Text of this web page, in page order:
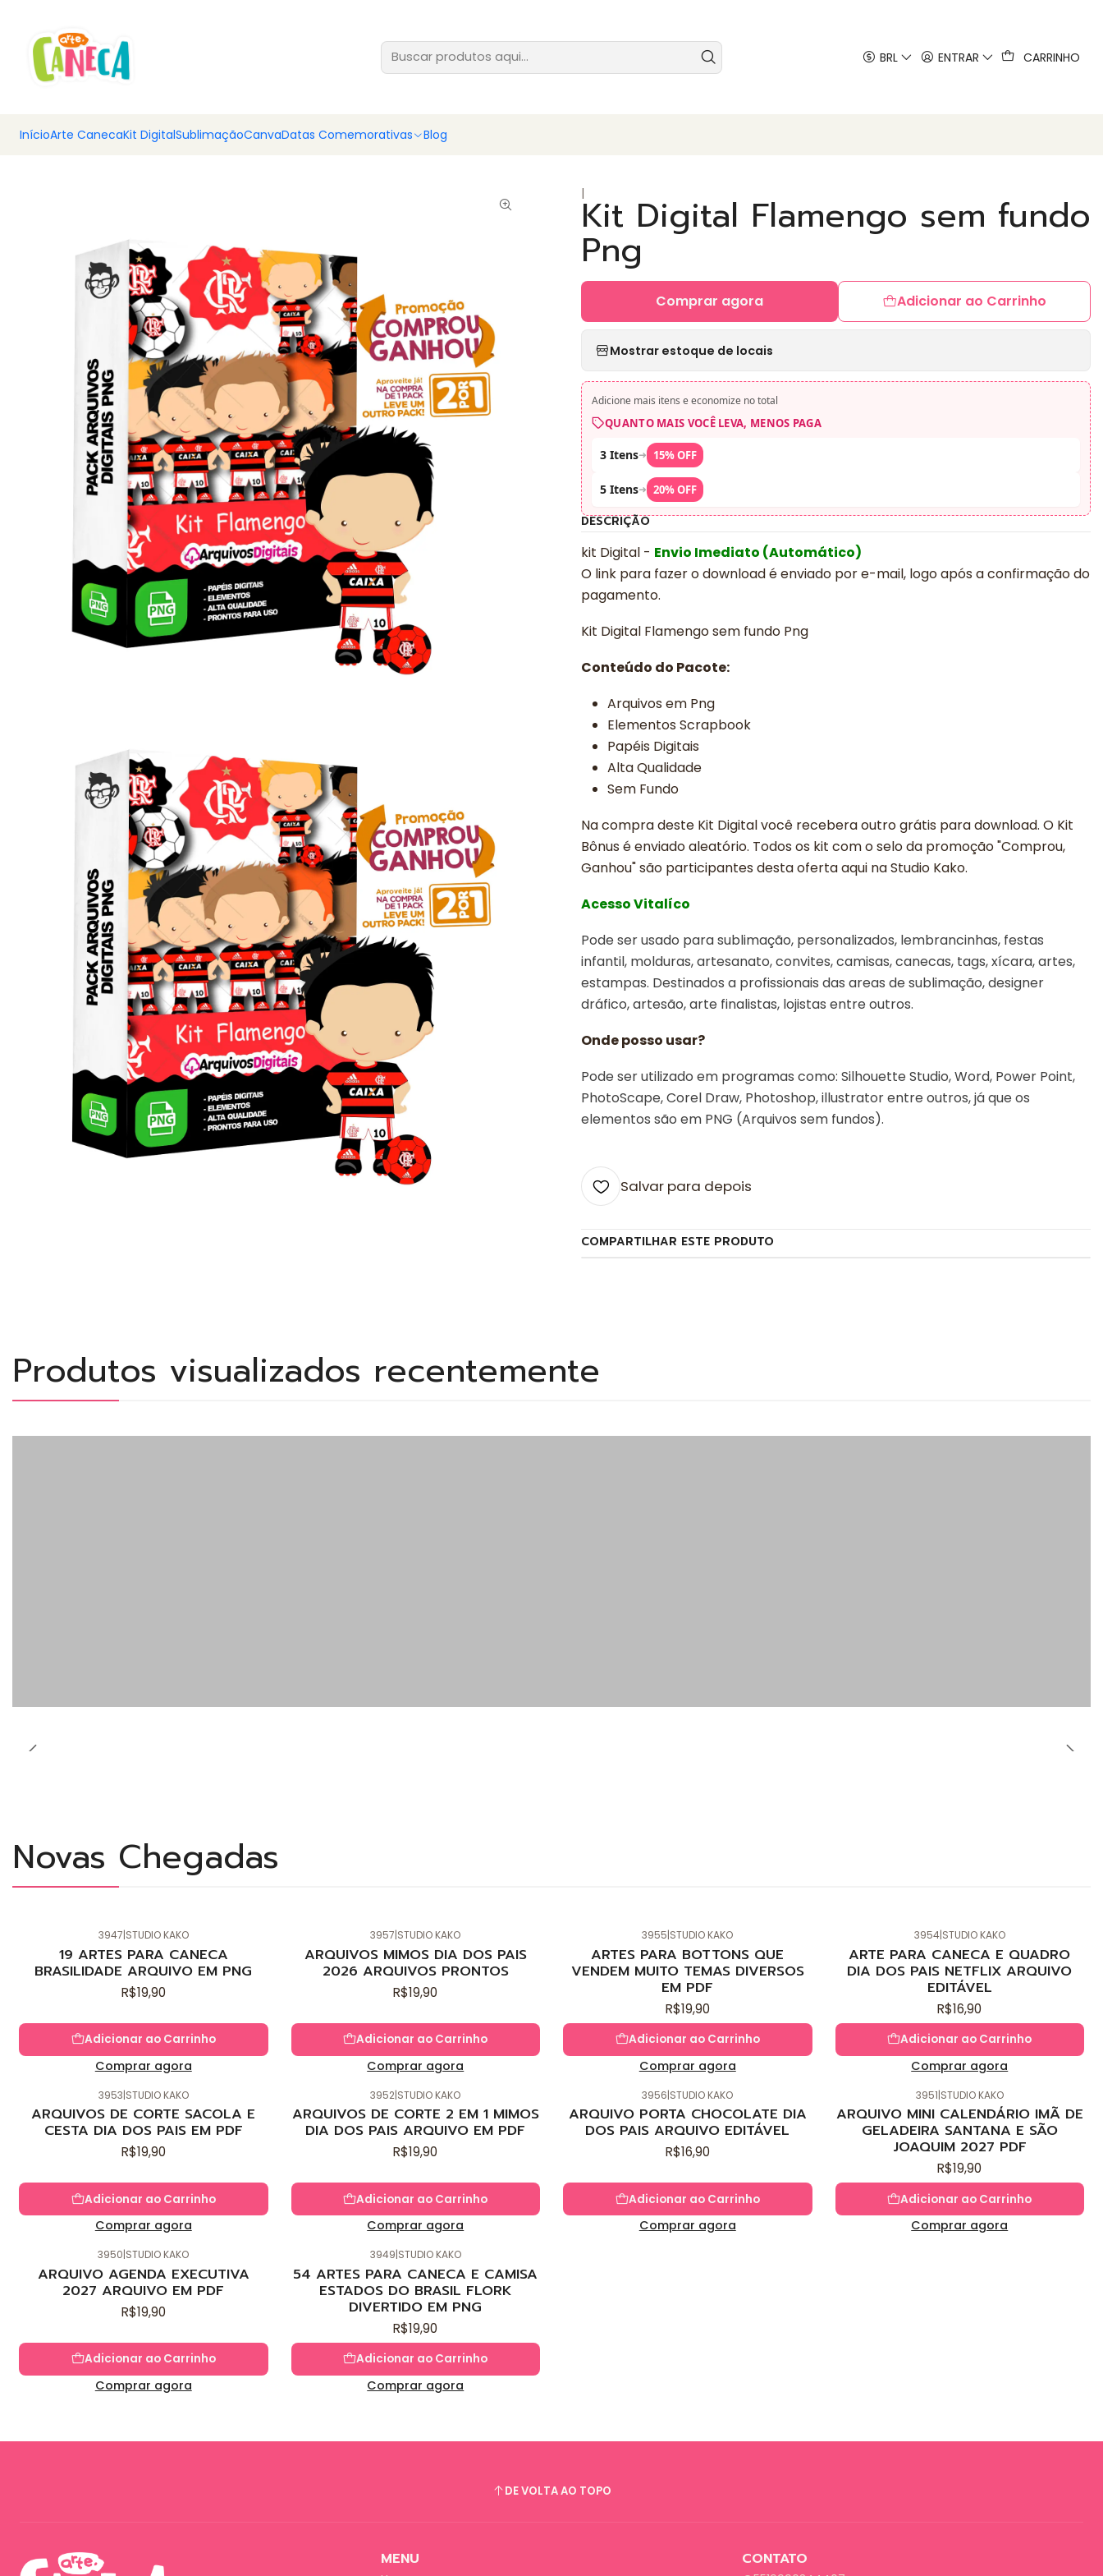
BRL ENTRAR CARRINHO
InícioArte CanecaKit DigitalSublimaçãoCanvaDatas Comemorativas Blog
|Kit Digital Flamengo sem fundo
Png
Adicionar ao Carrinho
Comprar agora
Mostrar estoque de locais
Adicione mais itens e economize no total
QUANTO MAIS VOCÊ LEVA, MENOS PAGA
3 Itens➜ 15% OFF
5 Itens➜ 20% OFF
DESCRIÇÃO
kit Digital - Envio Imediato (Automático)
O link para fazer o download é enviado por e-mail, logo após a confirmação do
pagamento.
Kit Digital Flamengo sem fundo Png
Conteúdo do Pacote:
Arquivos em Png
Elementos Scrapbook
Papéis Digitais
Alta Qualidade
Sem Fundo
Na compra deste Kit Digital você recebera outro grátis para download. O Kit
Bônus é enviado aleatório. Todos os kit com o selo da promoção "Comprou,
Ganhou" são participantes desta oferta aqui na Studio Kako.
Acesso Vitalíco
Pode ser usado para sublimação, personalizados, lembrancinhas, festas
infantil, molduras, artesanato, convites, camisas, canecas, tags, xícara, artes,
estampas. Destinados a profissionais das areas de sublimação, designer
dráfico, artesão, arte finalistas, lojistas entre outros.
Onde posso usar?
Pode ser utilizado em programas como: Silhouette Studio, Word, Power Point,
PhotoScape, Corel Draw, Photoshop, illustrator entre outros, já que os
elementos são em PNG (Arquivos sem fundos).
Salvar para depois
COMPARTILHAR ESTE PRODUTO
Produtos visualizados recentemente
Novas Chegadas
3947|STUDIO KAKO
19 ARTES PARA CANECA
BRASILIDADE ARQUIVO EM PNG
R$19,90
Adicionar ao Carrinho
Comprar agora
3957|STUDIO KAKO
ARQUIVOS MIMOS DIA DOS PAIS
2026 ARQUIVOS PRONTOS
R$19,90
Adicionar ao Carrinho
Comprar agora
3955|STUDIO KAKO
ARTES PARA BOTTONS QUE
VENDEM MUITO TEMAS DIVERSOS
EM PDF
R$19,90
Adicionar ao Carrinho
Comprar agora
3954|STUDIO KAKO
ARTE PARA CANECA E QUADRO
DIA DOS PAIS NETFLIX ARQUIVO
EDITÁVEL
R$16,90
Adicionar ao Carrinho
Comprar agora
3953|STUDIO KAKO
ARQUIVOS DE CORTE SACOLA E
CESTA DIA DOS PAIS EM PDF
R$19,90
Adicionar ao Carrinho
Comprar agora
3952|STUDIO KAKO
ARQUIVOS DE CORTE 2 EM 1 MIMOS
DIA DOS PAIS ARQUIVO EM PDF
R$19,90
Adicionar ao Carrinho
Comprar agora
3956|STUDIO KAKO
ARQUIVO PORTA CHOCOLATE DIA
DOS PAIS ARQUIVO EDITÁVEL
R$16,90
Adicionar ao Carrinho
Comprar agora
3951|STUDIO KAKO
ARQUIVO MINI CALENDÁRIO IMÃ DE
GELADEIRA SANTANA E SÃO
JOAQUIM 2027 PDF
R$19,90
Adicionar ao Carrinho
Comprar agora
3950|STUDIO KAKO
ARQUIVO AGENDA EXECUTIVA
2027 ARQUIVO EM PDF
R$19,90
Adicionar ao Carrinho
Comprar agora
3949|STUDIO KAKO
54 ARTES PARA CANECA E CAMISA
ESTADOS DO BRASIL FLORK
DIVERTIDO EM PNG
R$19,90
Adicionar ao Carrinho
Comprar agora
DE VOLTA AO TOPO
MENU CONTATO